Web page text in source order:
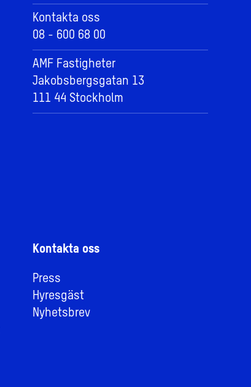
Kontakta oss
08 - 600 68 00
AMF Fastigheter
Jakobsbergsgatan 13
111 44 Stockholm
Kontakta oss
Press
Hyresgäst
Nyhetsbrev